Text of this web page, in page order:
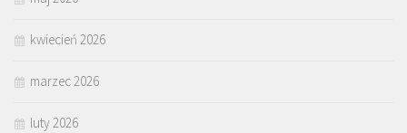
kwiecień 2026
marzec 2026
luty 2026